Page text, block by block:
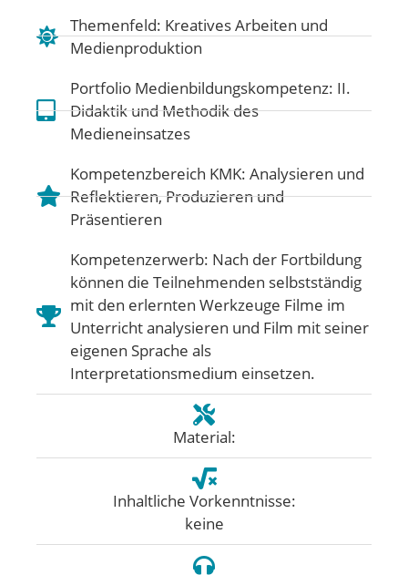
Themenfeld: Kreatives Arbeiten und
Medienproduktion
Portfolio Medienbildungskompetenz: II.
Didaktik und Methodik des
Medieneinsatzes
Kompetenzbereich KMK: Analysieren und
Reflektieren,Produzieren und
Präsentieren
Kompetenzerwerb: Nach der Fortbildung
können die Teilnehmenden selbstständig
mit den erlernten Werkzeuge Filme im
Unterricht analysieren und Film mit seiner
eigenen Sprache als
Interpretationsmedium einsetzen.
Material:
Inhaltliche Vorkenntnisse:
keine